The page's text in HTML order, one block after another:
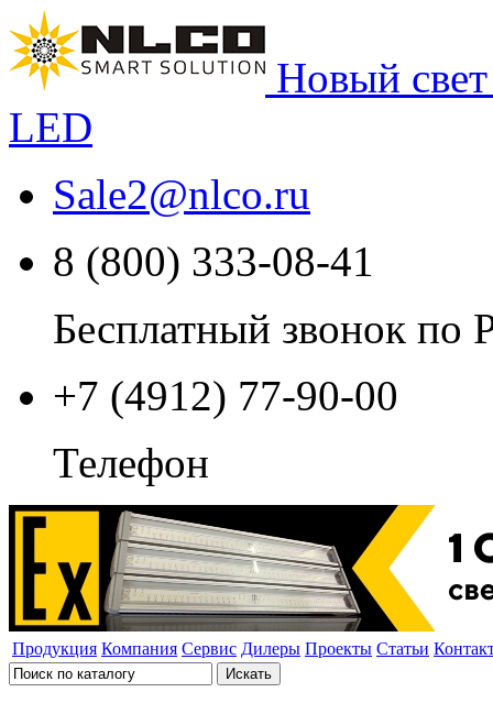
Новый
LED
Sale2@nlco.ru
8 (800) 333-08-41
Бесплатный звонок по
+7 (4912) 77-90-00
Телефон
Продукция Компания Сервис Дилеры Проекты Статьи